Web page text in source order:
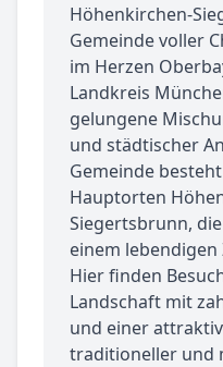
Höhenkirchen-
Gemeinde voller
im Herzen
Landkreis
gelungene
und städtischer
Gemeinde
Hauptorten
Siegertsbrunn,
einem
Hier finden
Landschaft mit
und einer
traditioneller und